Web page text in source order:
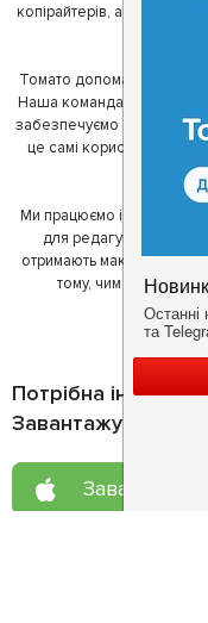
копірайтерів, а за
Томато допомагає своїм
Наша команда регулярно
забезпечуємо
це самі користувачі,
один
Ми працюємо і з
для редагування
отримають максимум
тому, чим він любить
Потрібна
Завантажуйте
Завантажте у